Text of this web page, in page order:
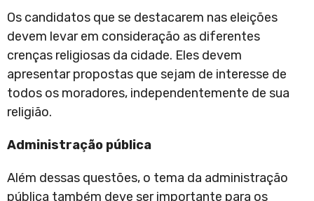
Os candidatos que se destacarem nas eleições
devem levar em consideração as diferentes
crenças religiosas da cidade. Eles devem
apresentar propostas que sejam de interesse de
todos os moradores, independentemente de sua
religião.
Administração pública
Além dessas questões, o tema da administração
pública também deve ser importante para os